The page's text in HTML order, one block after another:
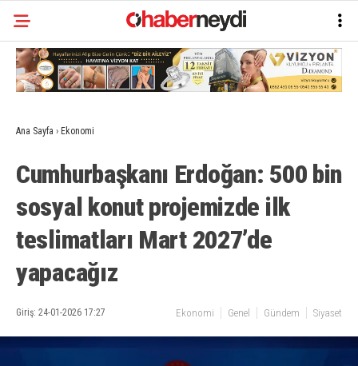
Ana Sayfa › Ekonomi
Cumhurbaşkanı Erdoğan: 500 bin
sosyal konut projemizde ilk
teslimatları Mart 2027’de
yapacağız
Giriş: 24-01-2026 17:27 Ekonomi Genel Gündem Siyaset